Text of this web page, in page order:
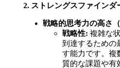
2. ストレングスファインダ
戦略的思考力の高さ
戦略性: 複雑な
到達するための
す能力です。複
質的な課題や有